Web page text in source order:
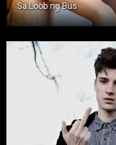
Sa Loob ng Bus